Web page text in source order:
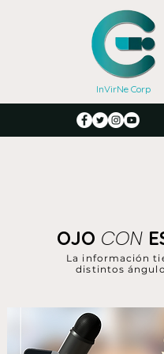
InVirNe Corp
La información
distintos
OJO CON